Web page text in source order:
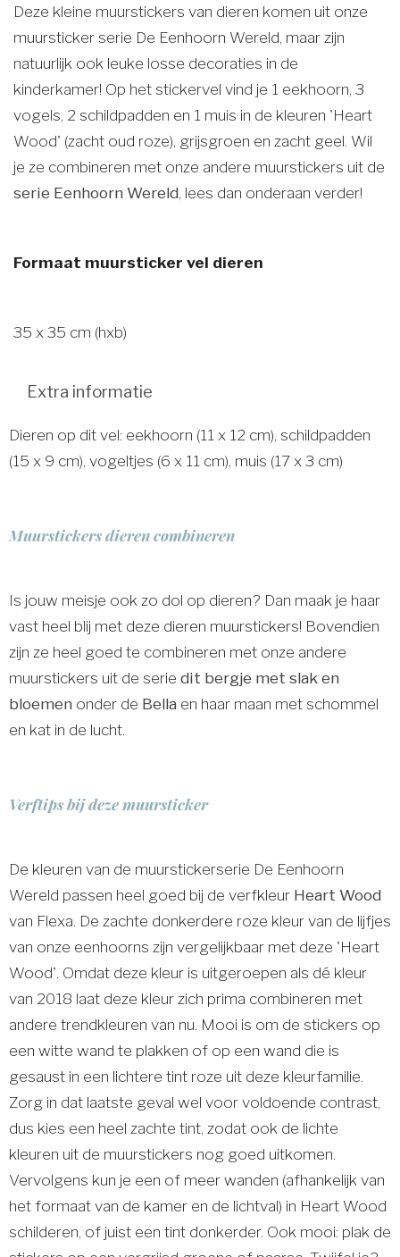
Deze kleine muurstickers van dieren komen uit onze
muursticker serie De Eenhoorn Wereld, maar zijn
natuurlijk ook leuke losse decoraties in de
kinderkamer! Op het stickervel vind je 1 eekhoorn, 3
vogels, 2 schildpadden en 1 muis in de kleuren 'Heart
Wood' (zacht oud roze), grijsgroen en zacht geel. Wil
je ze combineren met onze andere muurstickers uit de
serie Eenhoorn Wereld, lees dan onderaan verder!
Formaat muursticker vel dieren
35 x 35 cm (hxb)
Extra informatie
Dieren op dit vel: eekhoorn (11 x 12 cm), schildpadden
(15 x 9 cm), vogeltjes (6 x 11 cm), muis (17 x 3 cm)
Muurstickers dieren combineren
Is jouw meisje ook zo dol op dieren? Dan maak je haar
vast heel blij met deze dieren muurstickers! Bovendien
zijn ze heel goed te combineren met onze andere
muurstickers uit de serie dit bergje met slak en
bloemen onder de Bella en haar maan met schommel
en kat in de lucht.
Verftips bij deze muursticker
De kleuren van de muurstickerserie De Eenhoorn
Wereld passen heel goed bij de verfkleur Heart Wood
van Flexa. De zachte donkerdere roze kleur van de lijfjes
van onze eenhoorns zijn vergelijkbaar met deze 'Heart
Wood'. Omdat deze kleur is uitgeroepen als dé kleur
van 2018 laat deze kleur zich prima combineren met
andere trendkleuren van nu. Mooi is om de stickers op
een witte wand te plakken of op een wand die is
gesaust in een lichtere tint roze uit deze kleurfamilie.
Zorg in dat laatste geval wel voor voldoende contrast,
dus kies een heel zachte tint, zodat ook de lichte
kleuren uit de muurstickers nog goed uitkomen.
Vervolgens kun je een of meer wanden (afhankelijk van
het formaat van de kamer en de lichtval) in Heart Wood
schilderen, of juist een tint donkerder. Ook mooi: plak de